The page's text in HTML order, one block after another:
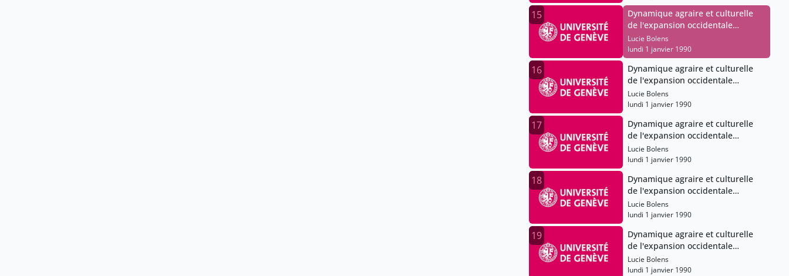
15
Dynamique agraire et culturelle
de l'expansion occidentale
(Angleterre), XIe-XVe siècles
Lucie Bolens
lundi 1 janvier 1990
16
Dynamique agraire et culturelle
de l'expansion occidentale
(Angleterre), XIe-XVe siècles
Lucie Bolens
lundi 1 janvier 1990
17
Dynamique agraire et culturelle
de l'expansion occidentale
(Angleterre), XIe-XVe siècles
Lucie Bolens
lundi 1 janvier 1990
18
Dynamique agraire et culturelle
de l'expansion occidentale
(Angleterre), XIe-XVe siècles
Lucie Bolens
lundi 1 janvier 1990
19
Dynamique agraire et culturelle
de l'expansion occidentale
(Angleterre), XIe-XVe siècles
Lucie Bolens
lundi 1 janvier 1990